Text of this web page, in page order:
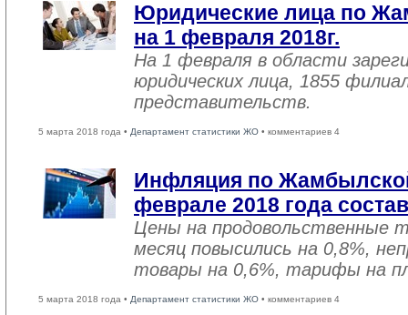
Юридические лица по
на 1 февраля 2018г.
На 1 февраля в области
юридических лица, 1855
представительств.
5 марта 2018 года • Департамент статистики ЖО • комментариев 4
Инфляция по
феврале 2018 года
Цены на продовольственные
месяц повысились на 0,8%,
товары на 0,6%, тарифы на
5 марта 2018 года • Департамент статистики ЖО • комментариев 4